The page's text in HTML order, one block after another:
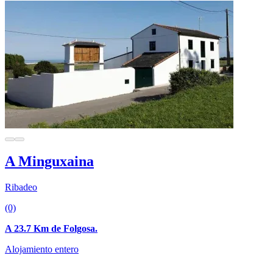
A Minguxaina
Ribadeo
(0)
A 23.7 Km de Folgosa.
Alojamiento entero